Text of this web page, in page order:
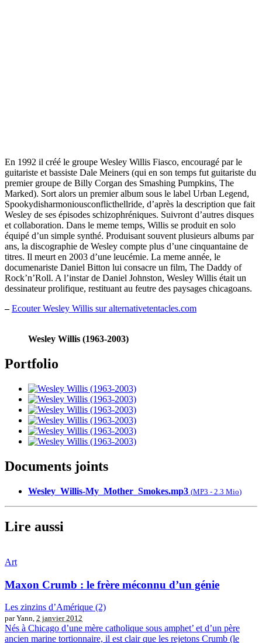
En 1992 il créé le groupe Wesley Willis Fiasco, encouragé par le
guitariste et bassiste Dale Meiners (qui en son temps fut guitariste du
premier groupe de Billy Corgan des Smashing Pumpkins, The
Marked). Sort alors un premier album sous le label Urban Legend,
Spookydisharmoniousconflicthellride, d’après la description que fait
Wesley de ses épisodes schizophréniques. Suivront d’autres disques
et collaboration. Dans le meme temps, Willis se produit en solo
équipé d’un simple synthé. Produisant souvent plusieurs albums par
ans, la discographie de Wesley compte plus d’une cinquantaine de
titres. Il meurt en 2003 d’une leucémie. La meme année, le
documenariste Daniel Bitton lui consacre un film, The Daddy of
Rock’n’Roll. A l’instar de Daniel Johnston, Wesley Willis était un
dessinateur prolifique, restituant au feutre des paysages chicagoans.
– Ecouter Wesley Willis sur alternativetentacles.com
Wesley Willis (1963-2003)
Portfolio
Documents joints
Wesley_Willis-My_Mother_Smokes.mp3 (MP3 - 2.3 Mio)
Lire aussi
Art
Maxon Crumb : le frère méconnu d’un génie
Les zinzins d’Amérique (2)
par Yann, 2 janvier 2012
Nés à Chicago d’une mère catholique sous amphet’ et d’un père
ancien marine tortionnaire, il est clair que les rejetons Crumb (le